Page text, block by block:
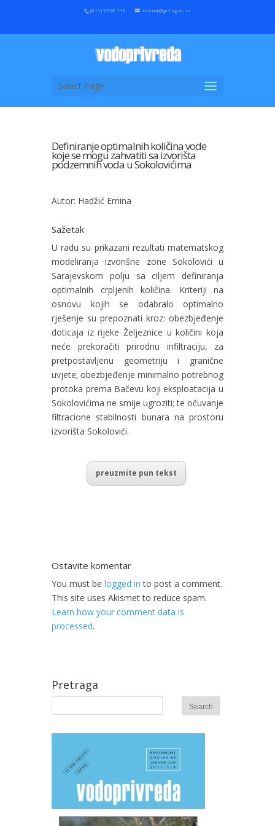
(011) 3230 119 mtina@grf.bg.ac.rs
Select Page
Definiranje optimalnih količina vode
koje se mogu zahvatiti sa izvorišta
podzemnih voda u Sokolovićima
Autor: Hadžić Emina
Sažetak
U radu su prikazani rezultati matematskog
modeliranja izvorišne zone Sokolovići u
Sarajevskom polju sa ciljem definiranja
optimalnih crpljenih količina. Kriteriji na
osnovu kojih se odabralo optimalno
rješenje su prepoznati kroz: obezbjeđenje
doticaja iz rijeke Željeznice u količini koja
neće prekoračiti prirodnu infiltraciju, za
pretpostavljenu geometriju i granične
uvjete; obezbjeđenje minimalno potrebnog
protoka prema Bačevu koji eksploatacija u
Sokolovićima ne smije ugroziti; te očuvanje
filtracione stabilnosti bunara na prostoru
izvorišta Sokolovići.
preuzmite pun tekst
Ostavite komentar
You must be logged in to post a comment.
This site uses Akismet to reduce spam.
Learn how your comment data is
processed.
Pretraga